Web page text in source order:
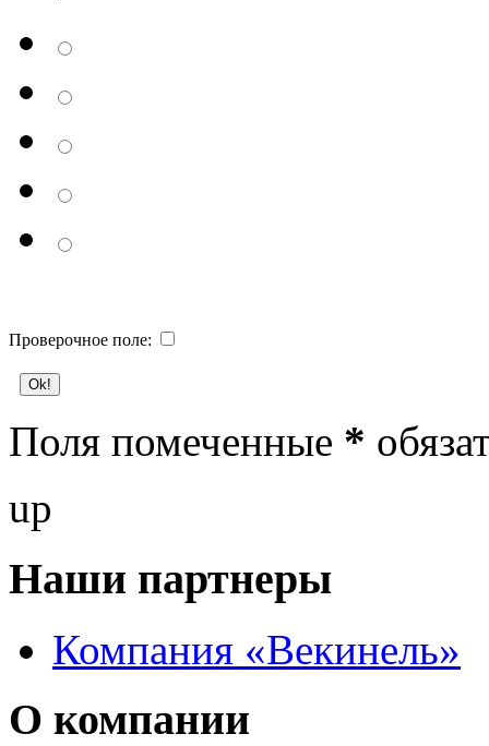
Проверочное поле:
Поля помеченные *
up
Наши партнеры
Компания «Векинель»
О компании